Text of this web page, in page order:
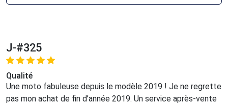
J-#325
Qualité
Une moto fabuleuse depuis le modèle 2019 ! Je ne regrette
pas mon achat de fin d’année 2019. Un service après-vente